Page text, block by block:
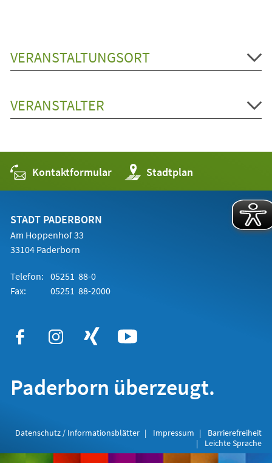
VERANSTALTUNGSORT
VERANSTALTER
Kontaktformular Stadtplan
(Öffnet
in
einem
STADT PADERBORN
Am Hoppenhof 33
33104 Paderborn
Telefon: 05251 88-0
Fax:
05251 88-2000
Paderborn überzeugt.
Datenschutz / Informationsblätter Impressum
Barrierefreiheit
Leichte Sprache